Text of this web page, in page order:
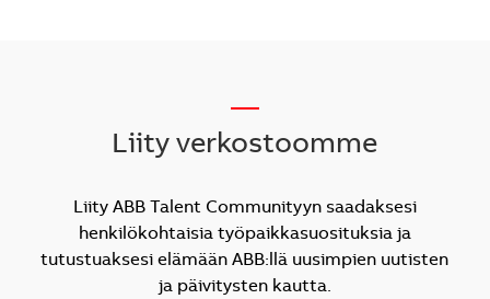
Liity verkostoomme
Liity ABB Talent Communityyn saadaksesi
henkilökohtaisia työpaikkasuosituksia ja
tutustuaksesi elämään ABB:llä uusimpien uutisten
ja päivitysten kautta.